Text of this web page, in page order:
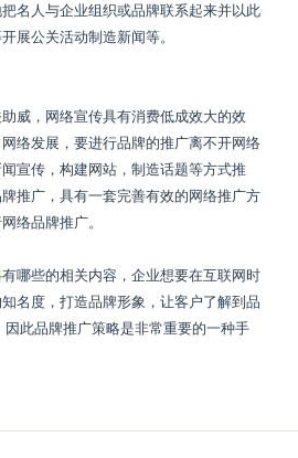
名人与企业组织或品牌联系起来并以此
展公关活动制造新闻等。
威，网络宣传具有消费低成效大的效
络发展，要进行品牌的推广离不开网络
宣传，构建网站，制造话题等方式推
推广，具有一套完善有效的网络推广方
络品牌推广。
有哪些的相关内容，企业想要在互联网时
名度，打造品牌形象，让客户了解到品
因此品牌推广策略是非常重要的一种手